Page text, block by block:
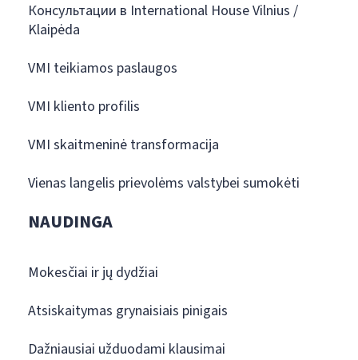
Консультации в International House Vilnius /
Klaipėda
VMI teikiamos paslaugos
VMI kliento profilis
VMI skaitmeninė transformacija
Vienas langelis prievolėms valstybei sumokėti
NAUDINGA
Mokesčiai ir jų dydžiai
Atsiskaitymas grynaisiais pinigais
Dažniausiai užduodami klausimai